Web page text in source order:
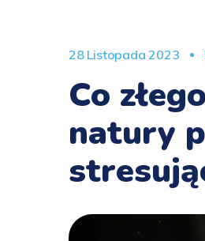
28 Listopada 2023
Co
natury